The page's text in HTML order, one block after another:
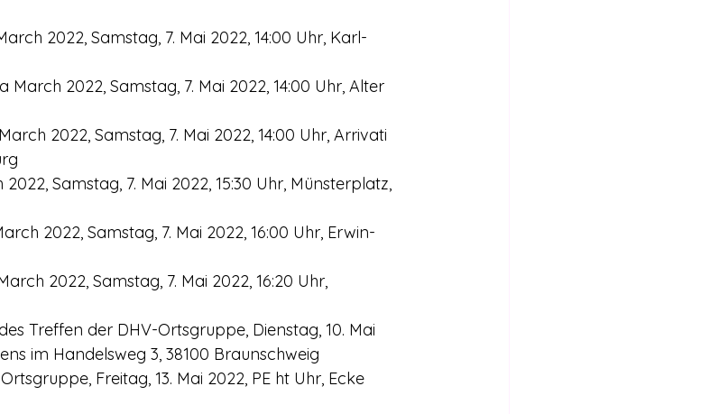
2022, Samstag, 7. Mai 2022, 14:00 Uhr, Karl-
2022, Samstag, 7. Mai 2022, 14:00 Uhr, Alter
2022, Samstag, 7. Mai 2022, 14:00 Uhr, Arrivati
Samstag, 7. Mai 2022, 15:30 Uhr, Münsterplatz,
2022, Samstag, 7. Mai 2022, 16:00 Uhr, Erwin-
2022, Samstag, 7. Mai 2022, 16:20 Uhr,
Treffen der DHV-Ortsgruppe, Dienstag, 10. Mai
im Handelsweg 3, 38100 Braunschweig
Freitag, 13. Mai 2022, PE ht Uhr, Ecke